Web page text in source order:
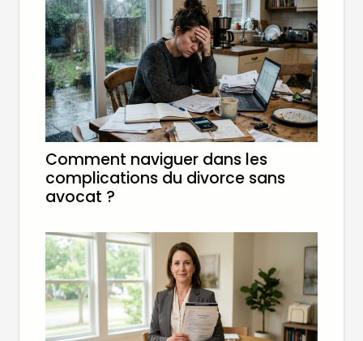
Comment naviguer dans les
complications du divorce sans
avocat ?